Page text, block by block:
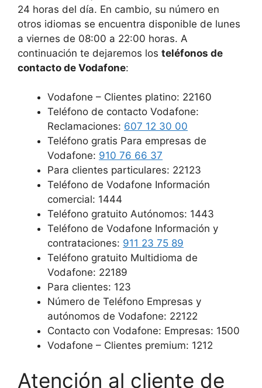
24 horas del día. En cambio, su número en
otros idiomas se encuentra disponible de lunes
a viernes de 08:00 a 22:00 horas. A
continuación te dejaremos los teléfonos de
contacto de Vodafone:
Vodafone – Clientes platino: 22160
Teléfono de contacto Vodafone:
Reclamaciones: 607 12 30 00
Teléfono gratis Para empresas de
Vodafone: 910 76 66 37
Para clientes particulares: 22123
Teléfono de Vodafone Información
comercial: 1444
Teléfono gratuito Autónomos: 1443
Teléfono de Vodafone Información y
contrataciones: 911 23 75 89
Teléfono gratuito Multidioma de
Vodafone: 22189
Para clientes: 123
Número de Teléfono Empresas y
autónomos de Vodafone: 22122
Contacto con Vodafone: Empresas: 1500
Vodafone – Clientes premium: 1212
Atención al cliente de